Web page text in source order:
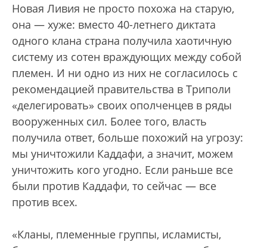
Новая Ливия не просто похожа на старую,
она — хуже: вместо 40-летнего диктата
одного клана страна получила хаотичную
систему из сотен враждующих между собой
племен. И ни одно из них не согласилось с
рекомендацией правительства в Триполи
«делегировать» своих ополченцев в ряды
вооруженных сил. Более того, власть
получила ответ, больше похожий на угрозу:
мы уничтожили Каддафи, а значит, можем
уничтожить кого угодно. Если раньше все
были против Каддафи, то сейчас — все
против всех.
«Кланы, племенные группы, исламисты,